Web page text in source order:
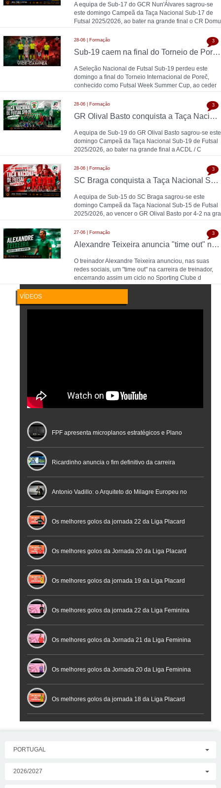
A equipa de Sub-17 do GCR Nun'Álvares sagrou-se
este domingo Campeã da Taça Nacional Sub-17 de
Futsal 2025/2026, ao bater na grande final o CR Domu
28-06 | Formação
Sub-19 caem na final do Torneio de Poreč diante da Espanha (1-2)
A Seleção Nacional de Futsal Sub-19 perdeu este
domingo a final do Torneio Internacional de Poreč,
conhecido como Futsal Week Summer Cup, ao ceder
3
28-06 | Formação
GR Olival Basto conquista a Taça Nacional Sub-19 de Futsal após bater ACDL / CBIDN
A equipa de Sub-19 do GR Olival Basto sagrou-se este
domingo Campeã da Taça Nacional Sub-19 de Futsal
2025/2026, ao bater na grande final a ACDL / C
3
28-06 | Formação
SC Braga conquista a Taça Nacional Sub-15 de Futsal e sobe ao Campeonato Nacional 26/27
A equipa de Sub-15 do SC Braga sagrou-se este
domingo Campeã da Taça Nacional Sub-15 de Futsal
2025/2026, ao vencer o GR Olival Basto por 4-2 na gra
3
27-06 | Formação
Alexandre Teixeira anuncia "time out" no futsal: pausa após título de Campeão Nacional pelo Sporting CP
O treinador Alexandre Teixeira anunciou, nas suas
redes sociais, um "time out" na carreira de treinador,
encerrando assim um ciclo no Sporting Clube d
3
VÍDEOS
FPF apresenta microplanos estratégicos e Plano
Nacional de Arbitragem
Ricardinho anuncia o fim definitivo da carreira
profissional em conferência histórica na Cidade do
Futebol
Antonio Vadillo: o Arquiteto do Milagre Europeu no
Futsal | Documentário
Os melhores golos da jornada 22 da Liga Placard
Os melhores golos da Jornada 20 da Liga Placard
Futsal
Os melhores golos da jornada 19 da Liga Placard
Os melhores golos da jornada 22 da Liga Feminina
Placard
Os melhores golos da Jornada 21 da Liga Feminina
Placard
Os melhores golos da Jornada 20 da Liga Feminina
Placard
Os melhores golos da jornada 18 da Liga Placard
PORTUGAL
2026/2027